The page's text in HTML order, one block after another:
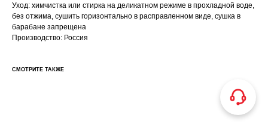
Уход: химчистка или стирка на деликатном режиме в прохладной воде,
без отжима, сушить горизонтально в расправленном виде, сушка в
барабане запрещена
Производство: Россия
СМОТРИТЕ ТАКЖЕ